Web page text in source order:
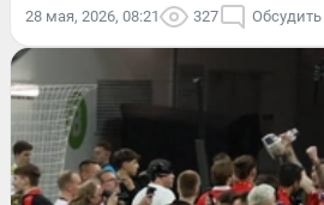
28 мая, 2026, 08:21 327 Обсудить